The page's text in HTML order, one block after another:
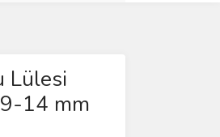
Lülesi
14 mm